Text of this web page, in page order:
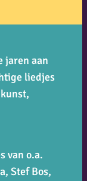
jaren aan
liedjes
van o.a.
Stef Bos,